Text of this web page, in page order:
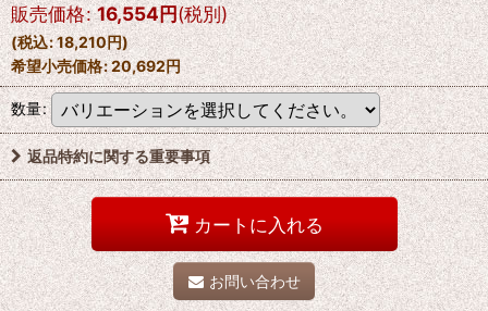
販売価格: 16,554円(税別)
(税込:18,210円)
希望小売価格:20,692円
数量:
返品特約に関する重要事項
カートに入れる
お問い合わせ